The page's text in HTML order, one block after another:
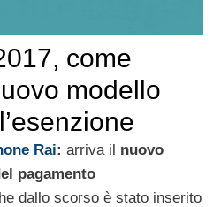
come
modello
Rai: arriva il nuovo
pagamento
dallo scorso è stato inserito